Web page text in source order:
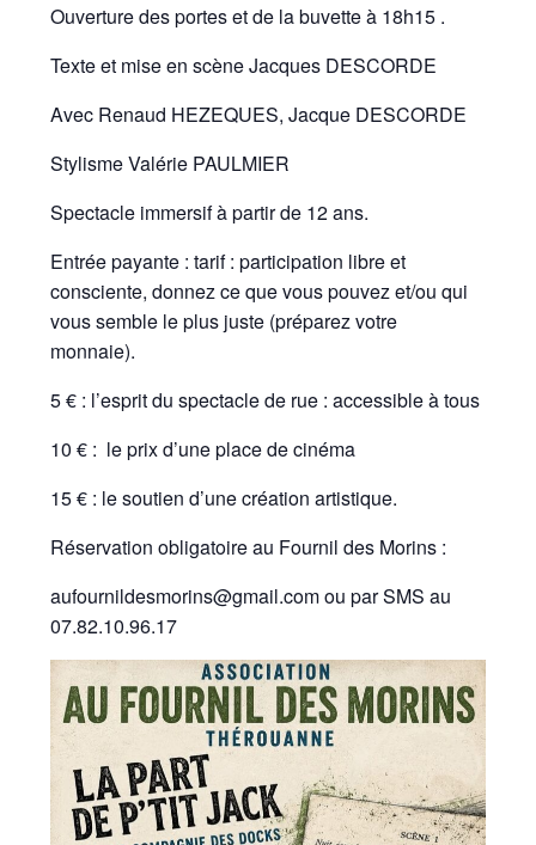
Ouverture des portes et de la buvette à 18h15 .
Texte et mise en scène Jacques DESCORDE
Avec Renaud HEZEQUES, Jacque DESCORDE
Stylisme Valérie PAULMIER
Spectacle immersif à partir de 12 ans.
Entrée payante : tarif : participation libre et
consciente, donnez ce que vous pouvez et/ou qui
vous semble le plus juste (préparez votre
monnaie).
5 € : l’esprit du spectacle de rue : accessible à tous
10 € : le prix d’une place de cinéma
15 € : le soutien d’une création artistique.
Réservation obligatoire au Fournil des Morins :
aufournildesmorins@gmail.com ou par SMS au
07.82.10.96.17